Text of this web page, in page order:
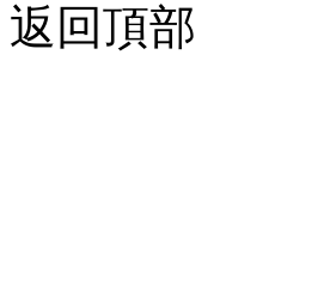
返回頂部